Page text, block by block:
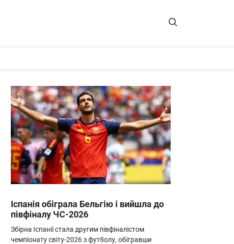
Іспанія обіграла Бельгію і вийшла до
півфіналу ЧС-2026
Збірна Іспанії стала другим півфіналістом
чемпіонату світу-2026 з футболу, обігравши